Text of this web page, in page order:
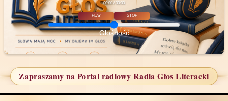
00:00 / 00:00
PLAY STOP
Głośność
Zapraszamy na Portal radiowy Radia Głos Literacki